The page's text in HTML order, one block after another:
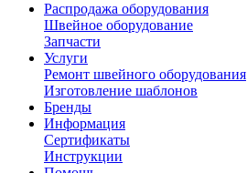
Распродажа оборудования
Швейное оборудование
Запчасти
Услуги
Ремонт швейного оборудования
Изготовление шаблонов
Бренды
Информация
Сертификаты
Инструкции